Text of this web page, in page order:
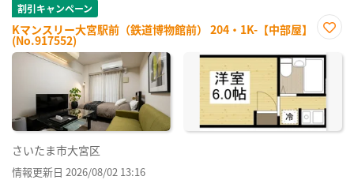
割引キャンペーン
Kマンスリー大宮駅前（鉄道博物館前） 204・1K-【中部屋】
(No.917552)
に入
録
さいたま市大宮区
情報更新日 2026/08/02 13:16